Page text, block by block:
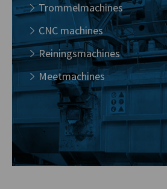
Trommelmachines
CNC machines
Reiningsmachines
Meetmachines